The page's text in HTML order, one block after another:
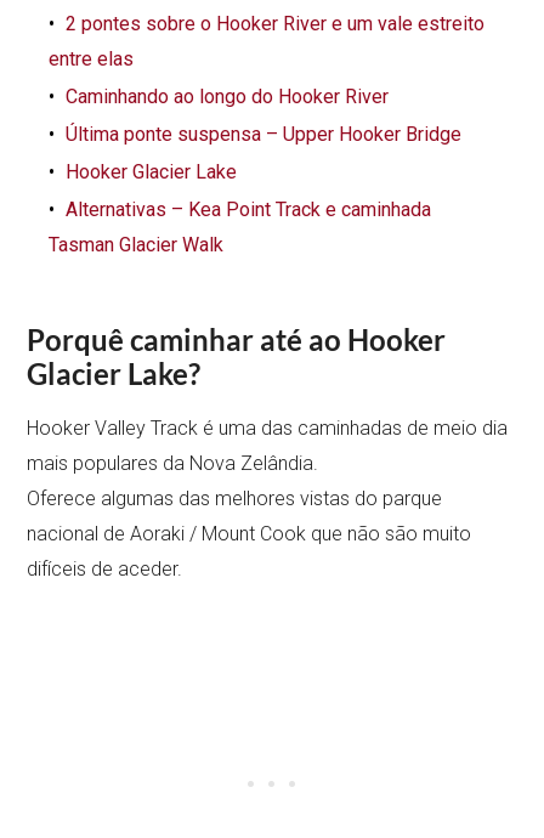
2 pontes sobre o Hooker River e um vale estreito
entre elas
Caminhando ao longo do Hooker River
Última ponte suspensa – Upper Hooker Bridge
Hooker Glacier Lake
Alternativas – Kea Point Track e caminhada
Tasman Glacier Walk
Porquê caminhar até ao Hooker
Glacier Lake?
Hooker Valley Track é uma das caminhadas de meio dia
mais populares da Nova Zelândia.
Oferece algumas das melhores vistas do parque
nacional de Aoraki / Mount Cook que não são muito
difíceis de aceder.